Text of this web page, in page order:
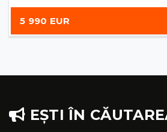
5 990 EUR
EȘTI ÎN